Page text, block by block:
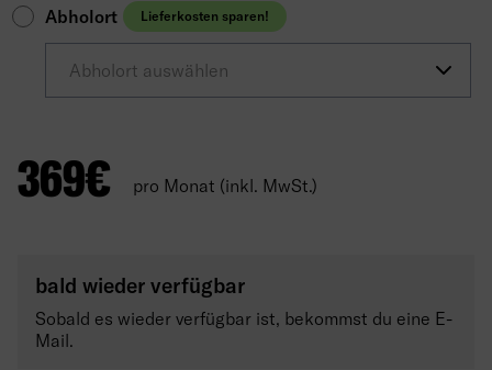
Abholort Lieferkosten sparen!
Abholort auswählen
369€ pro Monat (inkl. MwSt.)
bald wieder verfügbar
Sobald es wieder verfügbar ist, bekommst du eine E-
Mail.